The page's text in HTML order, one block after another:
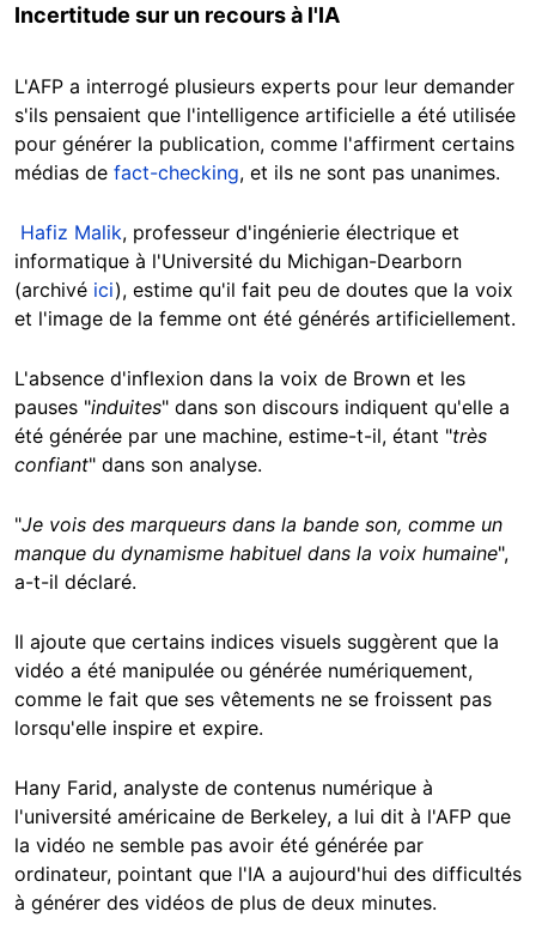
Incertitude sur un recours à l'IA
L'AFP a interrogé plusieurs experts pour leur demander
s'ils pensaient que l'intelligence artificielle a été utilisée
pour générer la publication, comme l'affirment certains
médias de fact-checking, et ils ne sont pas unanimes.
Hafiz Malik, professeur d'ingénierie électrique et
informatique à l'Université du Michigan-Dearborn
(archivé ici), estime qu'il fait peu de doutes que la voix
et l'image de la femme ont été générés artificiellement.
L'absence d'inflexion dans la voix de Brown et les
pauses "induites" dans son discours indiquent qu'elle a
été générée par une machine, estime-t-il, étant "très
confiant" dans son analyse.
"Je vois des marqueurs dans la bande son, comme un
manque du dynamisme habituel dans la voix humaine",
a-t-il déclaré.
Il ajoute que certains indices visuels suggèrent que la
vidéo a été manipulée ou générée numériquement,
comme le fait que ses vêtements ne se froissent pas
lorsqu'elle inspire et expire.
Hany Farid, analyste de contenus numérique à
l'université américaine de Berkeley, a lui dit à l'AFP que
la vidéo ne semble pas avoir été générée par
ordinateur, pointant que l'IA a aujourd'hui des difficultés
à générer des vidéos de plus de deux minutes.